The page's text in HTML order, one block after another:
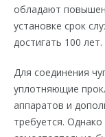
обладают
установке срок
достигать 100 лет.
Для соединения
уплотняющие
аппаратов и
требуется.